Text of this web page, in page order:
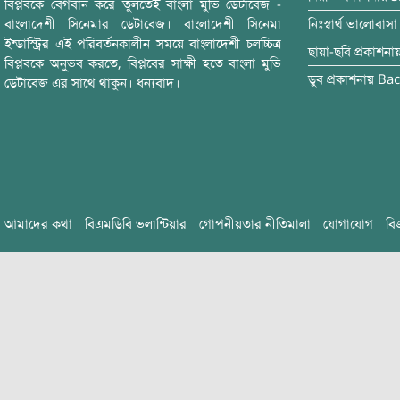
বিপ্লবকে বেগবান করে তুলতেই বাংলা মুভি ডেটাবেজ -
বাংলাদেশী সিনেমার ডেটাবেজ। বাংলাদেশী সিনেমা
ইন্ডাস্ট্রির এই পরিবর্তনকালীন সময়ে বাংলাদেশী চলচ্চিত্র
বিপ্লবকে অনুভব করতে, বিপ্লবের সাক্ষী হতে বাংলা মুভি
ডেটাবেজ এর সাথে থাকুন। ধন্যবাদ।
নিঃস্বার্থ ভালোবাসা
ছায়া-ছবি
ডুব প্রকাশনায়
আমাদের কথা বিএমডিবি ভলান্টিয়ার গোপনীয়তার নীতিমালা যোগাযোগ